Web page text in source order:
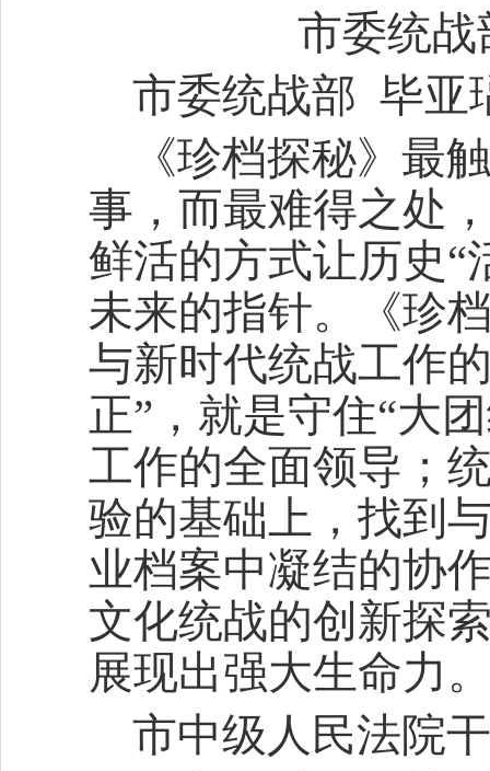
市委统
市委统战部 毕亚
《珍档探秘》最
事，而最难得之处
鲜活的方式让历史“
未来的指针。《珍
与新时代统战工作
正”，就是守住“大
工作的全面领导；
验的基础上，找到
业档案中凝结的协
文化统战的创新探
展现出强大生命力
市中级人民法院